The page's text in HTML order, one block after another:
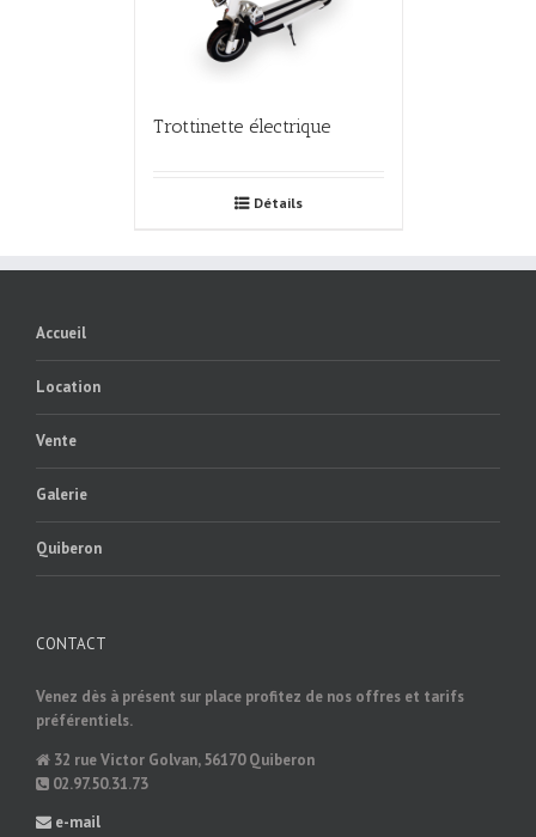
Trottinette électrique
Détails
Accueil
Location
Vente
Galerie
Quiberon
CONTACT
Venez dès à présent sur place profitez de nos offres et tarifs
préférentiels.
32 rue Victor Golvan, 56170 Quiberon
02.97.50.31.73
e-mail